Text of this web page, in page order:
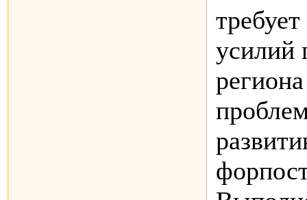
усилий